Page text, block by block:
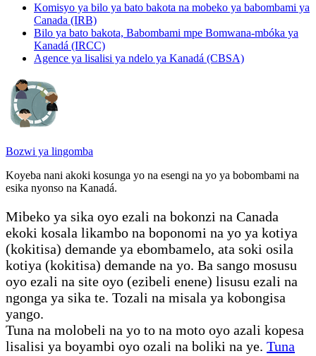
Komisyo ya bilo ya bato bakota na mobeko ya babombami ya
Canada (IRB)
Bilo ya bato bakota, Babombami mpe Bomwana-mbóka ya
Kanadá (IRCC)
Agence ya lisalisi ya ndelo ya Kanadá (CBSA)
Bozwi ya lingomba
Koyeba nani akoki kosunga yo na esengi na yo ya bobombami na
esika nyonso na Kanadá.
Mibeko ya sika oyo ezali na bokonzi na Canada
ekoki kosala likambo na boponomi na yo ya kotiya
(kokitisa) demande ya ebombamelo, ata soki osila
kotiya (kokitisa) demande na yo. Ba sango mosusu
oyo ezali na site oyo (ezibeli enene) lisusu ezali na
ngonga ya sika te. Tozali na misala ya kobongisa
yango.
Tuna na molobeli na yo to na moto oyo azali kopesa
lisalisi ya boyambi oyo ozali na boliki na ye. Tuna